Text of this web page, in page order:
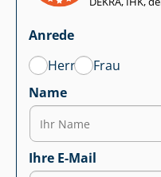
Anrede
Herr
Frau
Name
Ihre E-Mail